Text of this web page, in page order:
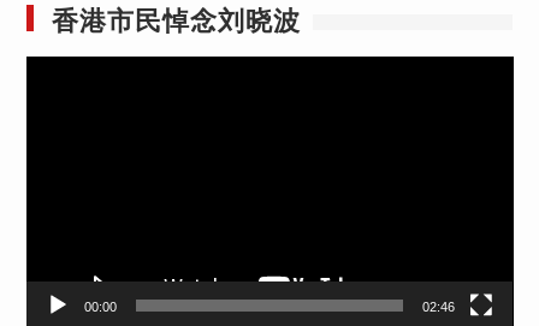
香港市民悼念刘晓波
00:00 02:46